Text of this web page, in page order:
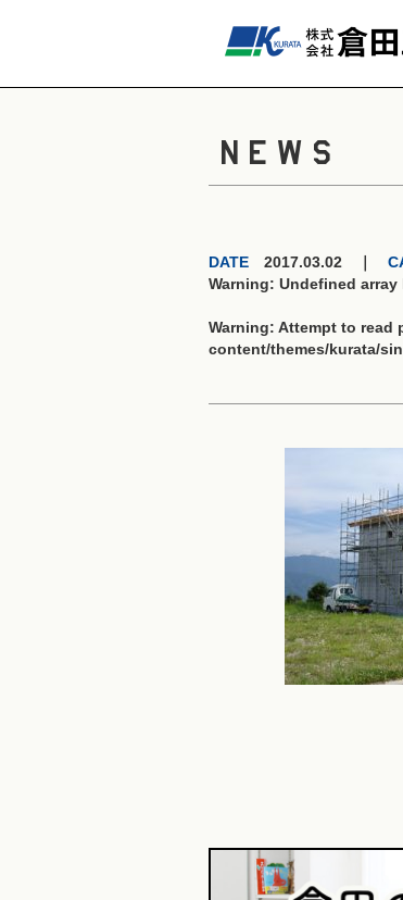
NEWS
DATE 2017.03.02 ｜
Warning: Undefined array
Warning: Attempt to read
content/themes/kurata/